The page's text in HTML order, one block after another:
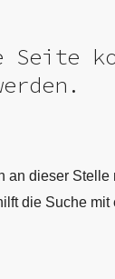
Seite
an dieser Stelle
die Suche mit